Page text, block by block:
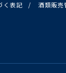
く表記 / 酒類販売